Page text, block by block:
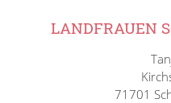
LANDFRAUEN
71701